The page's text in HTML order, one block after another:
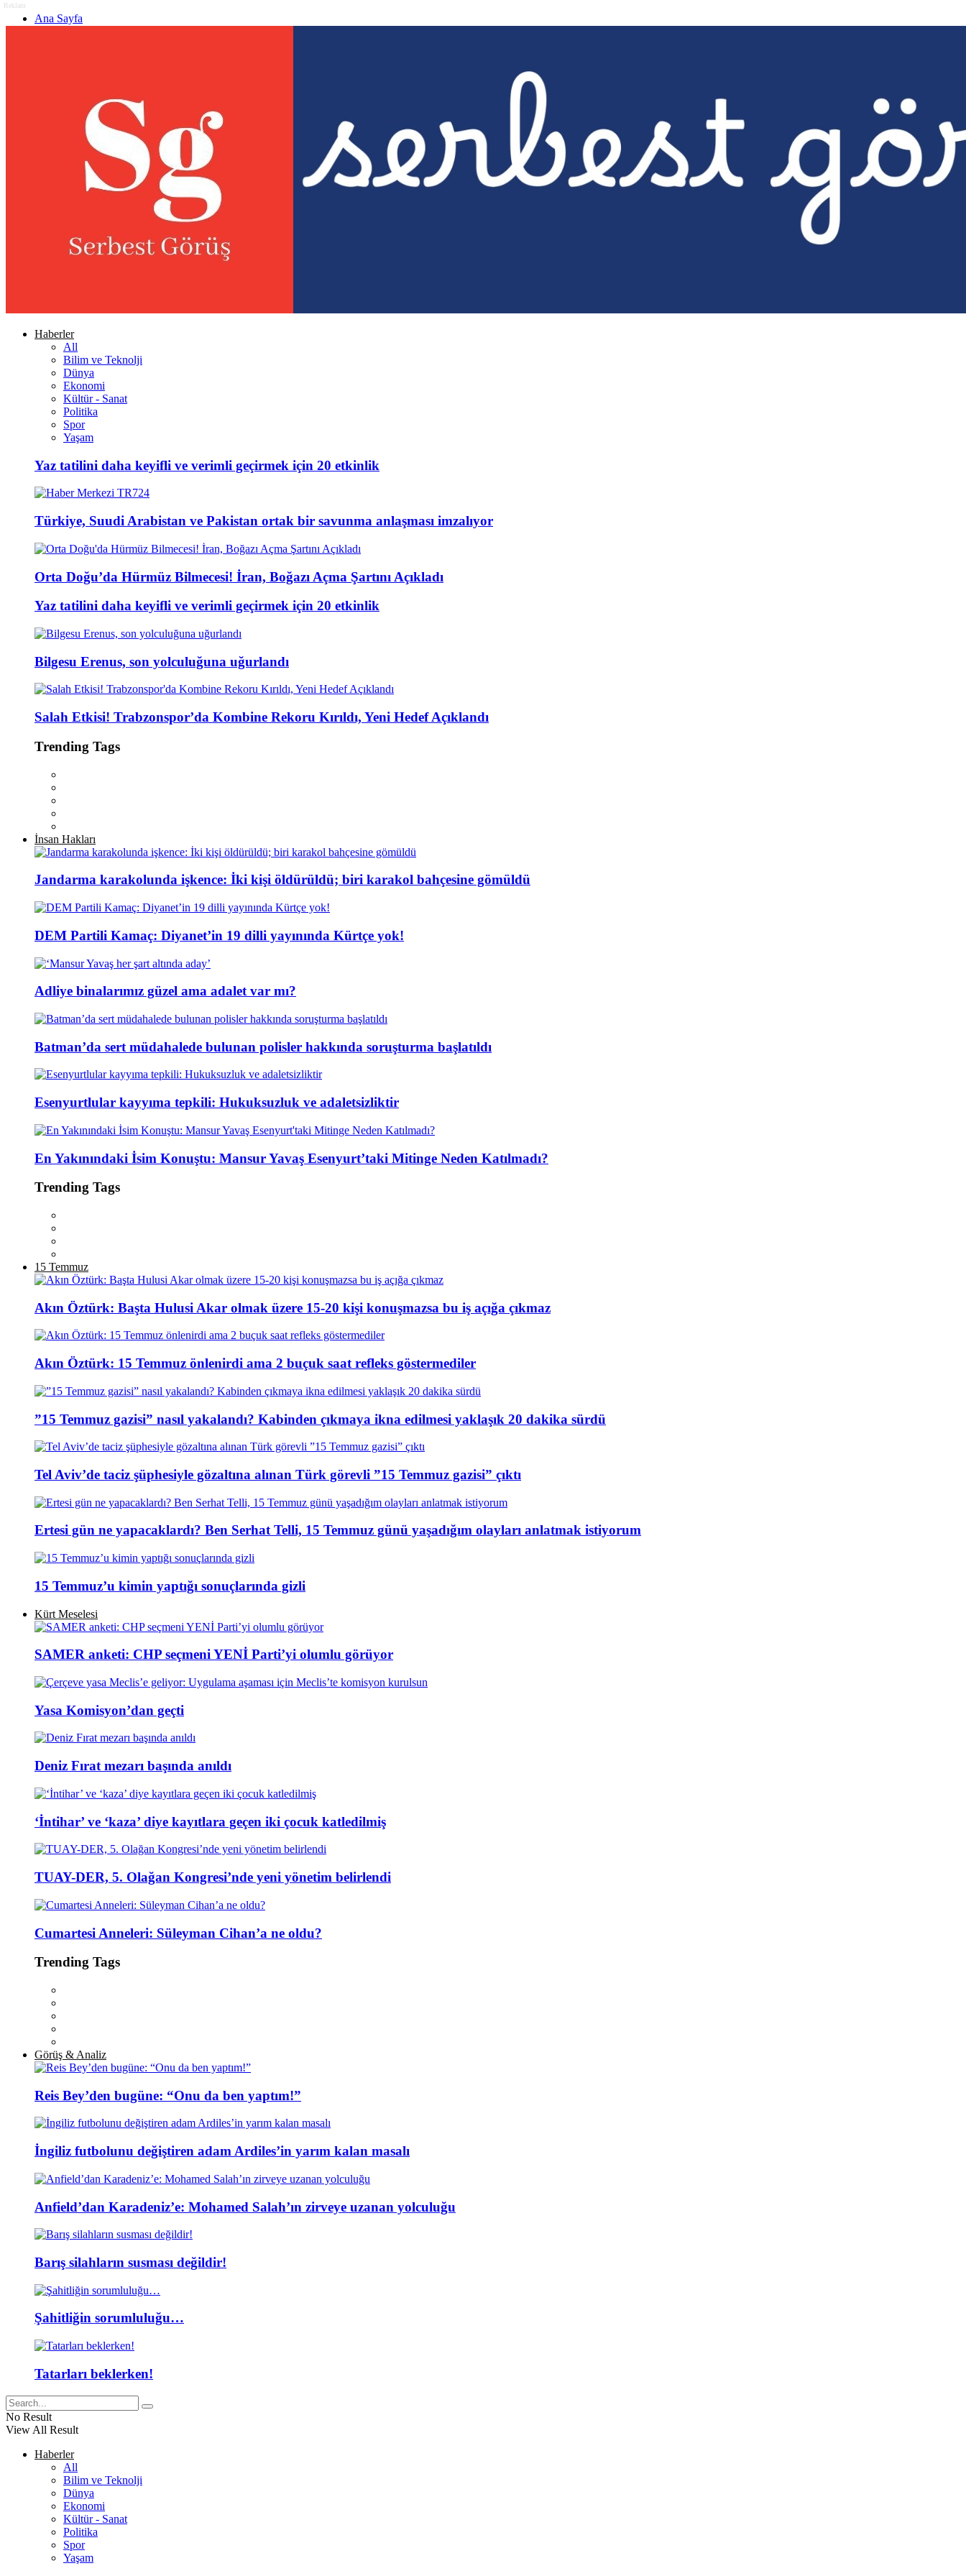
Ana Sayfa
Haberler
All
Bilim ve Teknolji
Dünya
Ekonomi
Kültür - Sanat
Politika
Spor
Yaşam
Yaz tatilini daha keyifli ve verimli geçirmek için 20 etkinlik
Türkiye, Suudi Arabistan ve Pakistan ortak bir savunma anlaşması imzalıyor
Orta Doğu’da Hürmüz Bilmecesi! İran, Boğazı Açma Şartını Açıkladı
Yaz tatilini daha keyifli ve verimli geçirmek için 20 etkinlik
Bilgesu Erenus, son yolculuğuna uğurlandı
Salah Etkisi! Trabzonspor’da Kombine Rekoru Kırıldı, Yeni Hedef Açıklandı
Trending Tags
İnsan Hakları
Jandarma karakolunda işkence: İki kişi öldürüldü; biri karakol bahçesine gömüldü
DEM Partili Kamaç: Diyanet’in 19 dilli yayınında Kürtçe yok!
Adliye binalarımız güzel ama adalet var mı?
Batman’da sert müdahalede bulunan polisler hakkında soruşturma başlatıldı
Esenyurtlular kayyıma tepkili: Hukuksuzluk ve adaletsizliktir
En Yakınındaki İsim Konuştu: Mansur Yavaş Esenyurt’taki Mitinge Neden Katılmadı?
Trending Tags
15 Temmuz
Akın Öztürk: Başta Hulusi Akar olmak üzere 15-20 kişi konuşmazsa bu iş açığa çıkmaz
Akın Öztürk: 15 Temmuz önlenirdi ama 2 buçuk saat refleks göstermediler
”15 Temmuz gazisi” nasıl yakalandı? Kabinden çıkmaya ikna edilmesi yaklaşık 20 dakika sürdü
Tel Aviv’de taciz şüphesiyle gözaltına alınan Türk görevli ”15 Temmuz gazisi” çıktı
Ertesi gün ne yapacaklardı? Ben Serhat Telli, 15 Temmuz günü yaşadığım olayları anlatmak istiyorum
15 Temmuz’u kimin yaptığı sonuçlarında gizli
Kürt Meselesi
SAMER anketi: CHP seçmeni YENİ Parti’yi olumlu görüyor
Yasa Komisyon’dan geçti
Deniz Fırat mezarı başında anıldı
‘İntihar’ ve ‘kaza’ diye kayıtlara geçen iki çocuk katledilmiş
TUAY-DER, 5. Olağan Kongresi’nde yeni yönetim belirlendi
Cumartesi Anneleri: Süleyman Cihan’a ne oldu?
Trending Tags
Görüş & Analiz
Reis Bey’den bugüne: “Onu da ben yaptım!”
İngiliz futbolunu değiştiren adam Ardiles’in yarım kalan masalı
Anfield’dan Karadeniz’e: Mohamed Salah’ın zirveye uzanan yolculuğu
Barış silahların susması değildir!
Şahitliğin sorumluluğu…
Tatarları beklerken!
No Result
View All Result
Haberler
All
Bilim ve Teknolji
Dünya
Ekonomi
Kültür - Sanat
Politika
Spor
Yaşam
Reklam